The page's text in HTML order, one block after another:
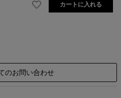
カートに入れる
のお問い合わせ